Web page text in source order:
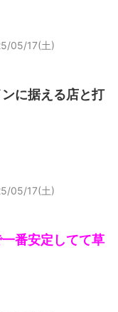
05/17(土)
に据える店と打
05/17(土)
番安定してて草